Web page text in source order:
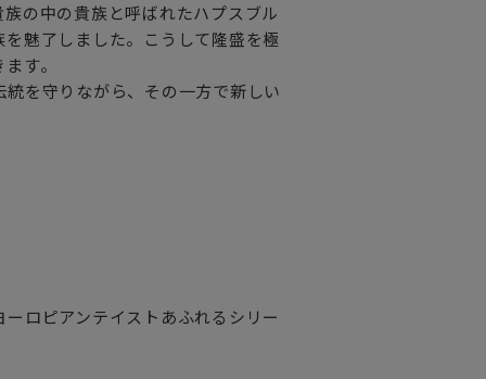
の中の貴族と呼ばれたハプスブル
魅了しました。こうして隆盛を極
す。
を守りながら、その一方で新しい
ロピアンテイストあふれるシリー